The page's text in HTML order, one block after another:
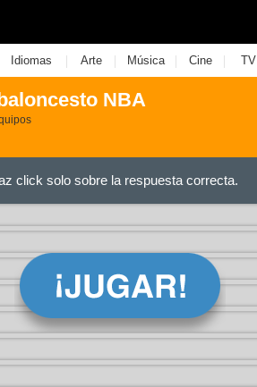
Idiomas | Arte | Música | Cine | TV
NBA
click solo sobre la respuesta correcta.